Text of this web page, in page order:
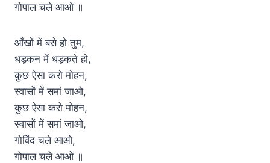
गोपाल चले आओ ॥
आँखों में बसे हो तुम,
धड़कन में धड़कते हो,
कुछ ऐसा करो मोहन,
स्वासों में समां जाओ,
कुछ ऐसा करो मोहन,
स्वासों में समां जाओ,
गोविंद चले आओ,
गोपाल चले आओ ॥